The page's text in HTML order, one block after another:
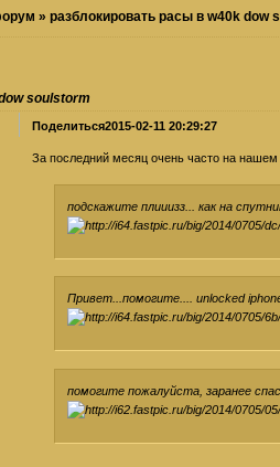
»разблокировать расы в w40k dow
soulstorm
Поделиться2015-02-11 20:29:27
За последний месяц очень часто на
подскажите плииизз... как на
Привет...помогите.... unlocked
помогите пожалуйста, заранее